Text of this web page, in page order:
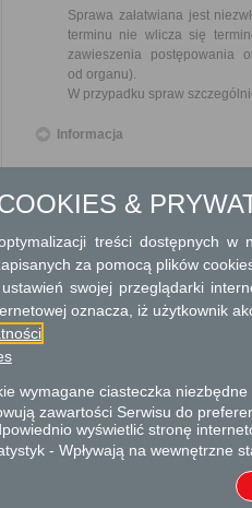
Sprawa załatwiana jest
terminu nie wlicza się
zawieszenia postępowania
od organu).
W przypadku spraw
Informacja
Dodatkowe
Opłata
Wniosek o odszkodowanie
17 zł opłata skarbowa za
placówce pocztowej
Skargi i wnioski
Przedmiotem skargi może
ich pracowników, naruszenie
&
treści dostępnych w
za pomocą plików
swojej przeglądarki
oznacza, iż użytkownik
wymagane ciasteczka
zawartości Serwisu do
wyświetlić stronę
- Wpływają na wewnętrzne